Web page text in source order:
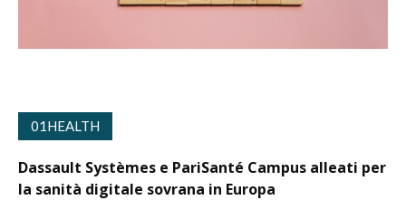
01HEALTH
Dassault Systèmes e PariSanté Campus alleati per
la sanità digitale sovrana in Europa